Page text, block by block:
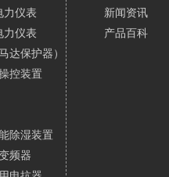
力仪表
力仪表
达保护器）
控装置
除湿装置
频器
新闻资讯
产品百科